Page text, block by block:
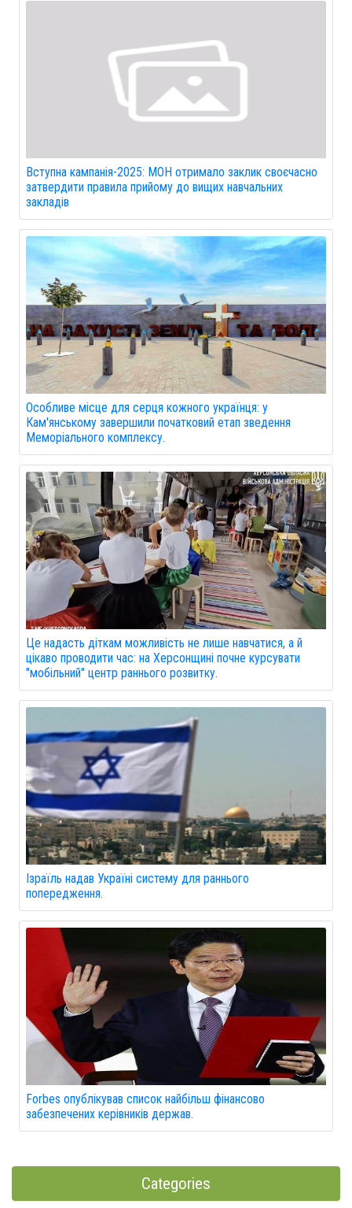
Вступна кампанія-2025: МОН отримало заклик своєчасно
затвердити правила прийому до вищих навчальних
закладів
Особливе місце для серця кожного українця: у
Кам'янському завершили початковий етап зведення
Меморіального комплексу.
Це надасть діткам можливість не лише навчатися, а й
цікаво проводити час: на Херсонщині почне курсувати
"мобільний" центр раннього розвитку.
Ізраїль надав Україні систему для раннього
попередження.
Forbes опублікував список найбільш фінансово
забезпечених керівників держав.
Categories